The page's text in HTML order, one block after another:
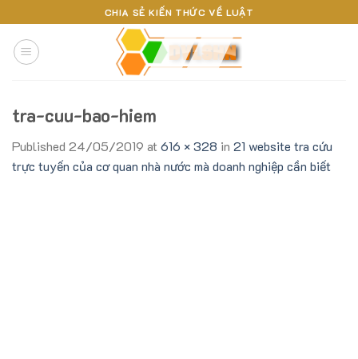
to
content
CHIA SẺ KIẾN THỨC VỀ LUẬT
tra-cuu-bao-hiem
Published 24/05/2019 at 616 × 328 in 21 website tra cứu
trực tuyến của cơ quan nhà nước mà doanh nghiệp cần biết